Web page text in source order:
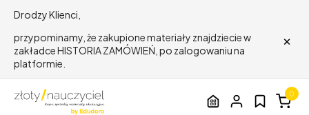
Drodzy Klienci,
przypominamy, że zakupione materiały znajdziecie w
zakładce HISTORIA ZAMÓWIEŃ, po zalogowaniu na
platformie.
×
0